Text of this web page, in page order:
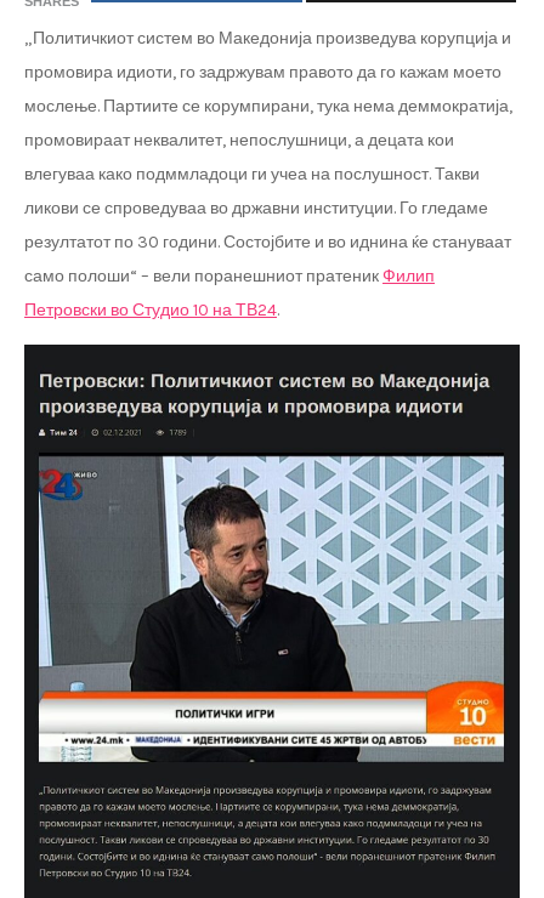
„Политичкиот систем во Македонија произведува корупција и
промовира идиоти, го задржувам правото да го кажам моето
мослење. Партиите се корумпирани, тука нема деммократија,
промовираат неквалитет, непослушници, а децата кои
влегуваа како подммладоци ги учеа на послушност. Такви
ликови се спроведуваа во државни институции. Го гледаме
резултатот по 30 години. Состојбите и во иднина ќе стануваат
само полоши“ – вели поранешниот пратеникФилип
Петровски во Студио 10 на ТВ24.